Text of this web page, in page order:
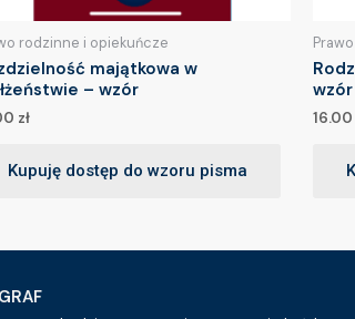
rodzinne i opiekuńcze
majątkowa w
– wzór
zł
Kupuję dostęp do wzoru pisma
wzór
16.00